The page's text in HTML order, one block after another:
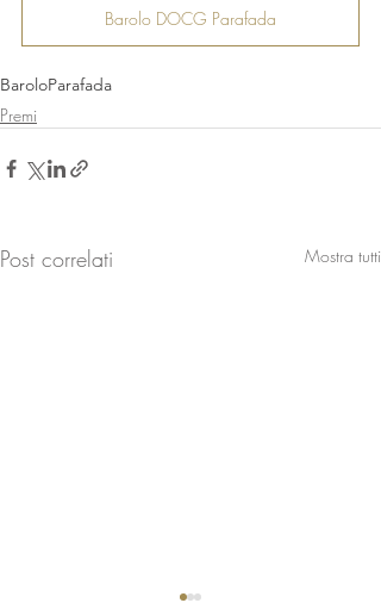
Barolo DOCG Parafada
BaroloParafada
Premi
Post correlati Mostra tutti